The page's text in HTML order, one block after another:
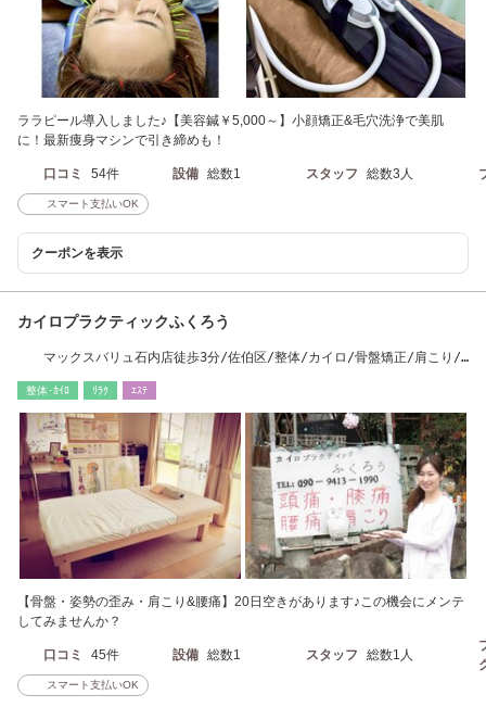
ララピール導入しました♪【美容鍼￥5,000～】小顔矯正&毛穴洗浄で美肌
に！最新痩身マシンで引き締めも！
口コミ 54件 設備 総数1 スタッフ 総数3人
スマート支払いOK
クーポンを表示
カイロプラクティックふくろう
マックスバリュ石内店徒歩3分/佐伯区/整体/カイロ/骨盤矯正/肩こり/
整体･ｶｲﾛ ﾘﾗｸ ｴｽﾃ
【骨盤・姿勢の歪み・肩こり&腰痛】20日空きがあります♪この機会にメンテ
してみませんか？
口コミ 45件 設備 総数1 スタッフ 総数1人
スマート支払いOK